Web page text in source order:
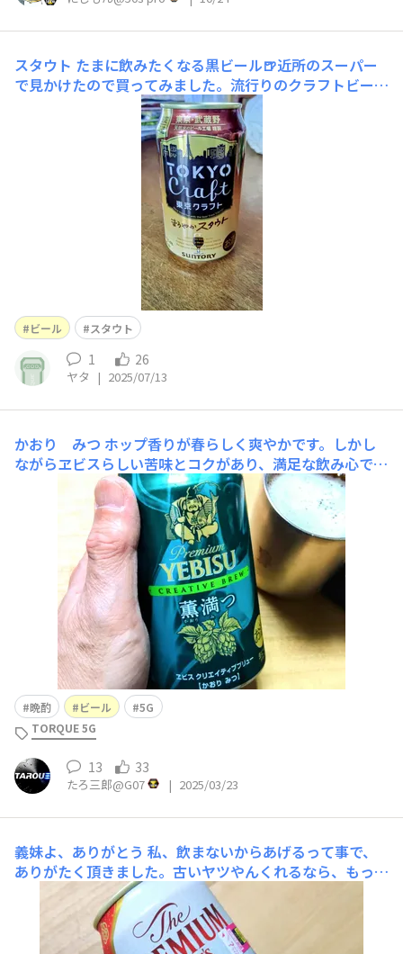
スタウト たまに飲みたくなる黒ビール🍺近所のスーパー
で見かけたので買ってみました。流行りのクラフトビール
ビール スタウト
1 26
ヤタ | 2025/07/13
かおり みつ ホップ香りが春らしく爽やかです。しかし
ながらヱビスらしい苦味とコクがあり、満足な飲み心でし
た。 でもやっぱりノーマルが好みです。
晩酌 ビール
5G
TORQUE 5G
13 33
たろ三郎@G07 | 2025/03/23
義妹よ、ありがとう 私、飲まないからあげるって事で、
ありがたく頂きました。古いヤツやんくれるなら、もっと
早く欲しいぞ。普通に美味かったけど。